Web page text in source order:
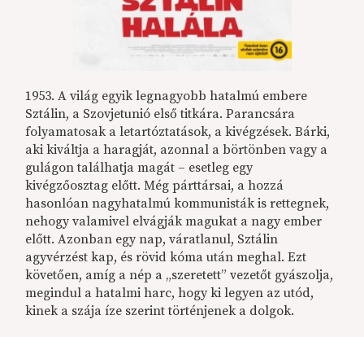
1953. A világ egyik legnagyobb hatalmú embere
Sztálin, a Szovjetunió első titkára. Parancsára
folyamatosak a letartóztatások, a kivégzések. Bárki,
aki kiváltja a haragját, azonnal a börtönben vagy a
gulágon találhatja magát – esetleg egy
kivégzőosztag előtt. Még párttársai, a hozzá
hasonlóan nagyhatalmú kommunisták is rettegnek,
nehogy valamivel elvágják magukat a nagy ember
előtt. Azonban egy nap, váratlanul, Sztálin
agyvérzést kap, és rövid kóma után meghal. Ezt
követően, amíg a nép a „szeretett” vezetőt gyászolja,
megindul a hatalmi harc, hogy ki legyen az utód,
kinek a szája íze szerint történjenek a dolgok.